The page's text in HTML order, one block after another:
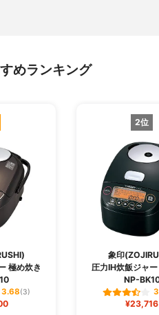
めランキング
極め炊き
3.68(3)
2位
象印
圧力IH炊飯ジャー
NP-
¥23,716